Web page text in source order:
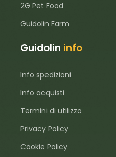
2G Pet Food
Guidolin Farm
Guidolin info
Info spedizioni
Info acquisti
Termini di utilizzo
Privacy Policy
Cookie Policy